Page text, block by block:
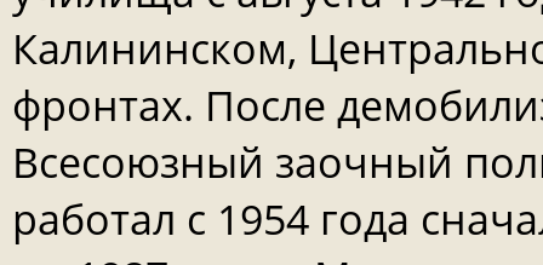
Калининском,
фронтах. После
Всесоюзный заочный
работал с 1954 года